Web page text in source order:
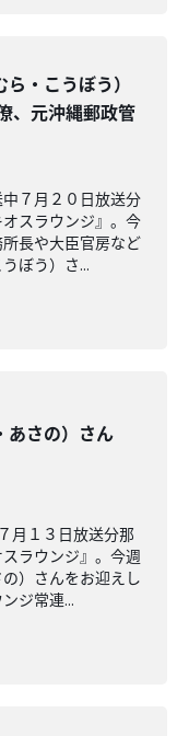
・こうぼう）
、元沖縄郵政管
７月２０日放送分
スラウンジ』。今
長や大臣官房など
ぼう）さ...
あさの）さん
月１３日放送分那
ラウンジ』。今週
）さんをお迎えし
ジ常連...